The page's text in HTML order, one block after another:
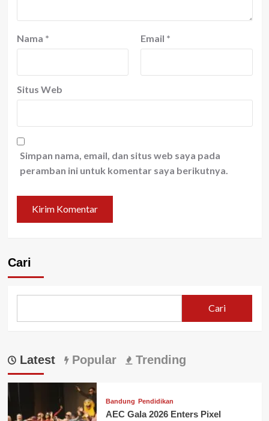
Nama * Email *
Situs Web
Simpan nama, email, dan situs web saya pada
peramban ini untuk komentar saya berikutnya.
Cari
Cari
Latest Popular Trending
Bandung Pendidikan
AEC Gala 2026 Enters Pixel